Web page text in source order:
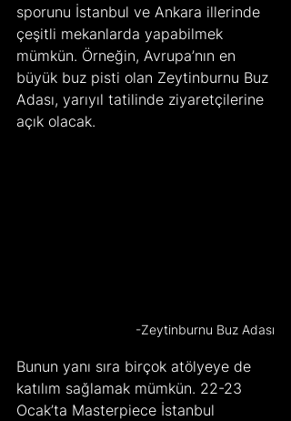
sporunu İstanbul ve Ankara illerinde
çeşitli mekanlarda yapabilmek
mümkün. Örneğin, Avrupa’nın en
büyük buz pisti olan Zeytinburnu Buz
Adası, yarıyıl tatilinde ziyaretçilerine
açık olacak.
-Zeytinburnu Buz Adası
Bunun yanı sıra birçok atölyeye de
katılım sağlamak mümkün. 22-23
Ocak’ta Masterpiece İstanbul